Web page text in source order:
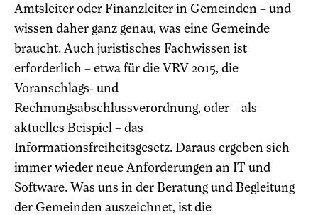
Amtsleiter oder Finanzleiter in Gemeinden – und
wissen daher ganz genau, was eine Gemeinde
braucht. Auch juristisches Fachwissen ist
erforderlich – etwa für die VRV 2015, die
Voranschlags- und
Rechnungsabschlussverordnung, oder – als
aktuelles Beispiel – das
Informationsfreiheitsgesetz. Daraus ergeben sich
immer wieder neue Anforderungen an IT und
Software. Was uns in der Beratung und Begleitung
der Gemeinden auszeichnet, ist die